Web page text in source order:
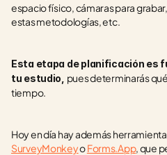
espacio físico, cámaras para
estas metodologías, etc.
Esta etapa de planificación es
tu estudio, pues determinarás
tiempo.
SurveyMonkey o Forms.App, que